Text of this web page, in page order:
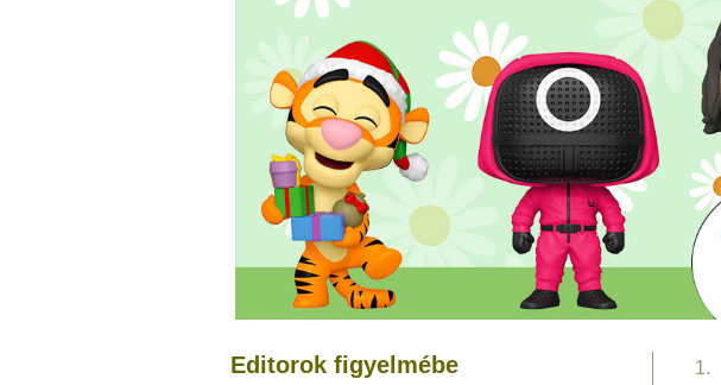
Editorok figyelmébe 1.